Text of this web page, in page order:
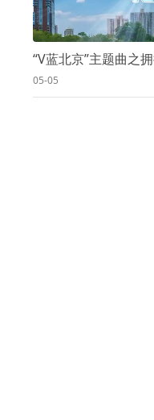
“V蓝北京”主题曲之
05-05